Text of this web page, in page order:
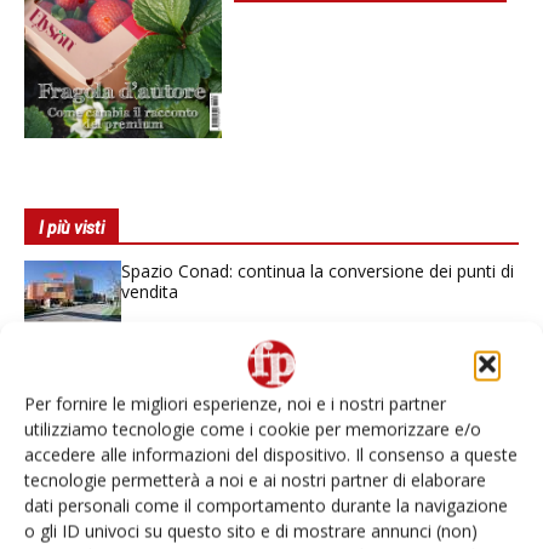
Per fornire le migliori esperienze, noi e i nostri partner
utilizziamo tecnologie come i cookie per memorizzare e/o
accedere alle informazioni del dispositivo. Il consenso a queste
tecnologie permetterà a noi e ai nostri partner di elaborare
dati personali come il comportamento durante la navigazione
o gli ID univoci su questo sito e di mostrare annunci (non)
I più visti
Spazio Conad: continua la conversione dei punti di
vendita
Non è una susina: è Metis… e può rivoluzionare la
Andamento prezzi ortofrutta in Italia al 27 luglio
2026
Leonardo Odorizzi: “Dobbiamo creare stupore nel